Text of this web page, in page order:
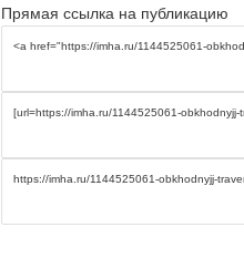
Прямая ссылка на публикацию